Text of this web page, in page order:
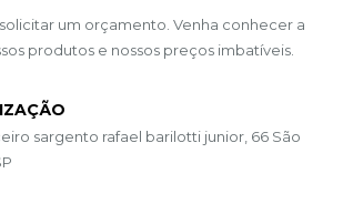
um orçamento. Venha conhecer a
produtos e nossos preços imbatíveis.
sargento rafael barilotti junior, 66 São